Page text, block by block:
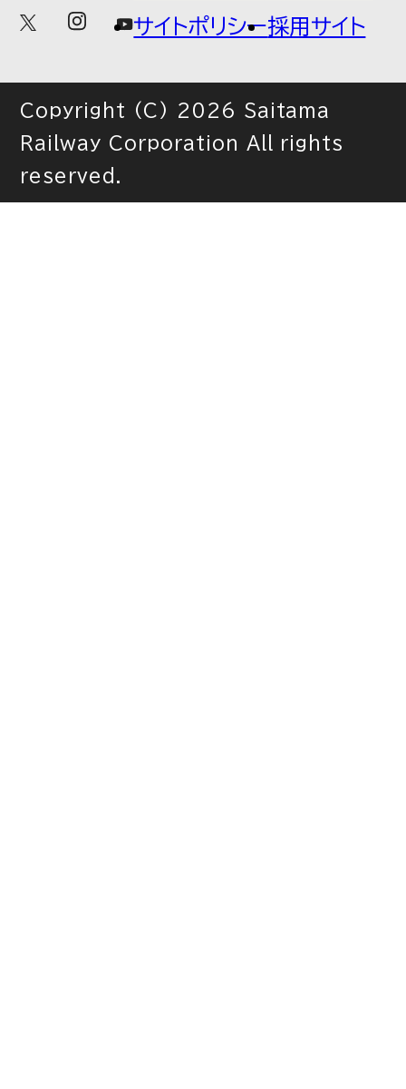
サイトポリシー採用サイト
Copyright (C) 2026 Saitama
Railway Corporation All rights
reserved.